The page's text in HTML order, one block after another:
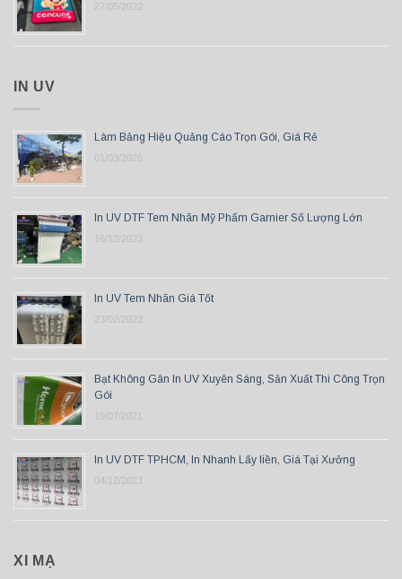
27/05/2022
IN UV
Làm Bảng Hiệu Quảng Cáo Trọn Gói, Giá Rẻ
01/03/2026
In UV DTF Tem Nhãn Mỹ Phẩm Garnier Số Lượng Lớn
16/12/2023
In UV Tem Nhãn Giá Tốt
23/02/2023
Bạt Không Gân In UV Xuyên Sáng, Sản Xuất Thi Công Trọn
Gói
19/07/2021
In UV DTF TPHCM, In Nhanh Lấy liền, Giá Tại Xưởng
04/12/2023
XI MẠ